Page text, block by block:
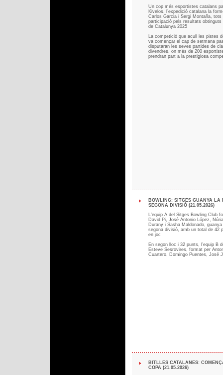
Un cop més esportistes catalans
Kivelos, l’expedició catalana la
Carlos Garcia i Sergi Montaña, tots
participació pels resultats
de Catalunya 2025
La competició que acull les pistes
va començar el cap de setmana
disputaran les seves partides de
divendres, on més de 200
prendran part a la prestigiosa
BOWLING: SITGES GUANYA
SEGONA DIVISIÓ (21.05.2026)
L’equip A del Sitges Bowling Club
David Pi, José Antonio López,
Durany i Sasha Maldonado,
segona divisió, amb un total de 42
en joc
En segon lloc i 32 punts, l’equip B
Esteve Sesrovires, format per
Cuartero, Domingo Puentes, José
BITLLES CATALANES:
COPA (21.05.2026)